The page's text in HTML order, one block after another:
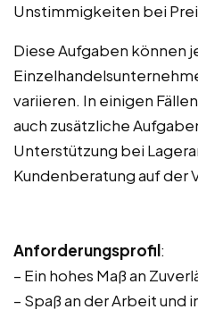
Unstimmigkeiten bei
Diese Aufgaben können
variieren. In einigen
auch zusätzliche
Unterstützung bei
Kundenberatung auf der
Anforderungsprofil:
– Ein hohes Maß an
– Spaß an der Arbeit und